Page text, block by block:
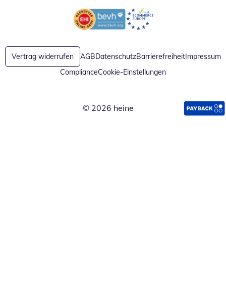
Öffnet in neuem FensterÖffnet in neuem Fenster
Vertrag widerrufen AGBDatenschutzBarrierefreiheitImpressum
ComplianceCookie-Einstellungen
© 2026 heine